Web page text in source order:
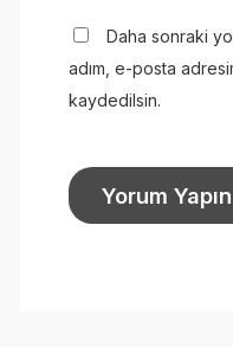
Daha sonraki
adım, e-posta
kaydedilsin.